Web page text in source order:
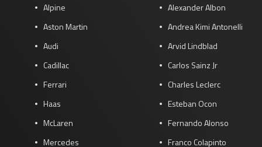
Alpine
Aston Martin
Audi
Cadillac
Ferrari
Haas
McLaren
Mercedes
Alexander Albon
Andrea Kimi Antonelli
Arvid Lindblad
Carlos Sainz Jr
Charles Leclerc
Esteban Ocon
Fernando Alonso
Franco Colapinto